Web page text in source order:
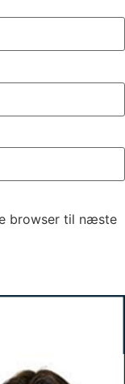
browser til næste